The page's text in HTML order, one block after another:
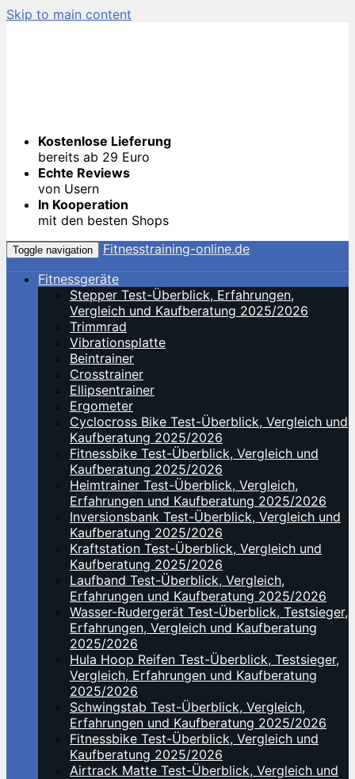
Skip to main content
Kostenlose Lieferung
bereits ab 29 Euro
Echte Reviews
von Usern
In Kooperation
mit den besten Shops
Toggle navigation
Fitnesstraining-online.de
Fitnessgeräte
Stepper Test-Überblick, Erfahrungen,
Vergleich und Kaufberatung 2025/2026
Trimmrad
Vibrationsplatte
Beintrainer
Crosstrainer
Ellipsentrainer
Ergometer
Cyclocross Bike Test-Überblick, Vergleich und
Kaufberatung 2025/2026
Fitnessbike Test-Überblick, Vergleich und
Kaufberatung 2025/2026
Heimtrainer Test-Überblick, Vergleich,
Erfahrungen und Kaufberatung 2025/2026
Inversionsbank Test-Überblick, Vergleich und
Kaufberatung 2025/2026
Kraftstation Test-Überblick, Vergleich und
Kaufberatung 2025/2026
Laufband Test-Überblick, Vergleich,
Erfahrungen und Kaufberatung 2025/2026
Wasser-Rudergerät Test-Überblick, Testsieger,
Erfahrungen, Vergleich und Kaufberatung
2025/2026
Hula Hoop Reifen Test-Überblick, Testsieger,
Vergleich, Erfahrungen und Kaufberatung
2025/2026
Schwingstab Test-Überblick, Vergleich,
Erfahrungen und Kaufberatung 2025/2026
Fitnessbike Test-Überblick, Vergleich und
Kaufberatung 2025/2026
Airtrack Matte Test-Überblick, Vergleich und